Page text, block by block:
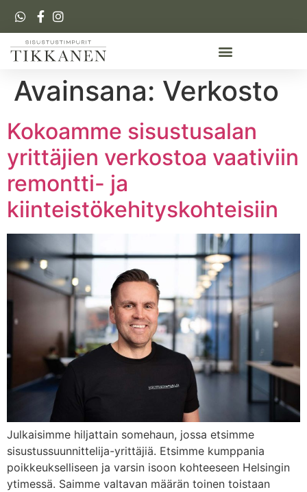
Avainsana: Verkosto
Kokoamme sisustusalan
yrittäjien verkostoa vaativiin
remontti- ja
kiinteistökehityskohteisiin
Julkaisimme hiljattain somehaun, jossa etsimme
sisustussuunnittelija-yrittäjiä. Etsimme kumppania
poikkeukselliseen ja varsin isoon kohteeseen Helsingin
ytimessä. Saimme valtavan määrän toinen toistaan